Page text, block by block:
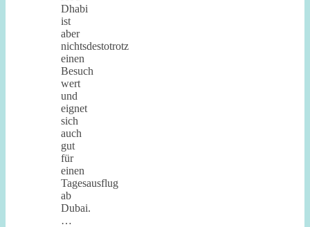
Dhabi
ist
aber
nichtsdestotrotz
einen
Besuch
wert
und
eignet
sich
auch
gut
für
einen
Tagesausflug
ab
Dubai.
…